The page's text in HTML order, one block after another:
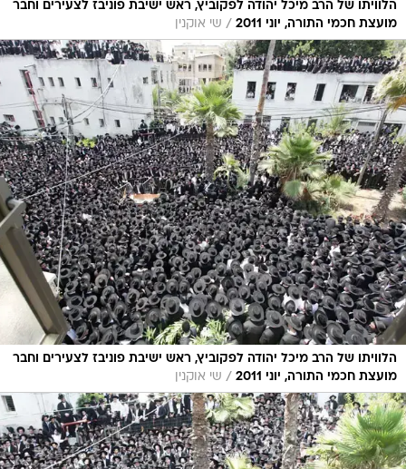
הלוויתו של הרב מיכל יהודה לפקוביץ, ראש ישיבת פוניבז לצעירים וחבר
מועצת חכמי התורה, יוני 2011
/ שי אוקנין
הלוויתו של הרב מיכל יהודה לפקוביץ, ראש ישיבת פוניבז לצעירים וחבר
מועצת חכמי התורה, יוני 2011
/ שי אוקנין